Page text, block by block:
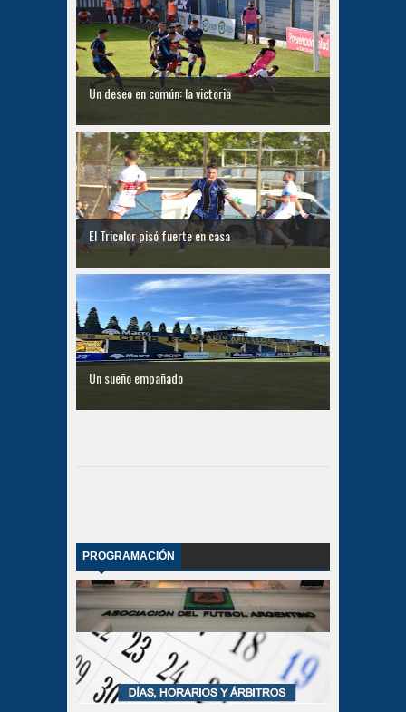
Un deseo en común: la victoria
El Tricolor pisó fuerte en casa
Un sueño empañado
PROGRAMACIÓN